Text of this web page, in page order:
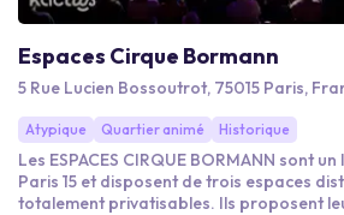
Espaces Cirque Bormann
5 Rue Lucien Bossoutrot, 75015 Paris,
Atypique Quartier animé Historique
Les ESPACES CIRQUE BORMANN sont
Paris 15 et disposent de trois espaces
totalement privatisables. Ils proposent